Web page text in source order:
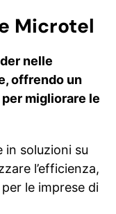
Microtel
nelle
offrendo un
migliorare le
in soluzioni su
l’efficienza,
le imprese di